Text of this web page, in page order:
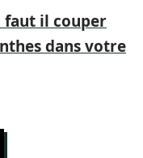
faut il couper
dans votre